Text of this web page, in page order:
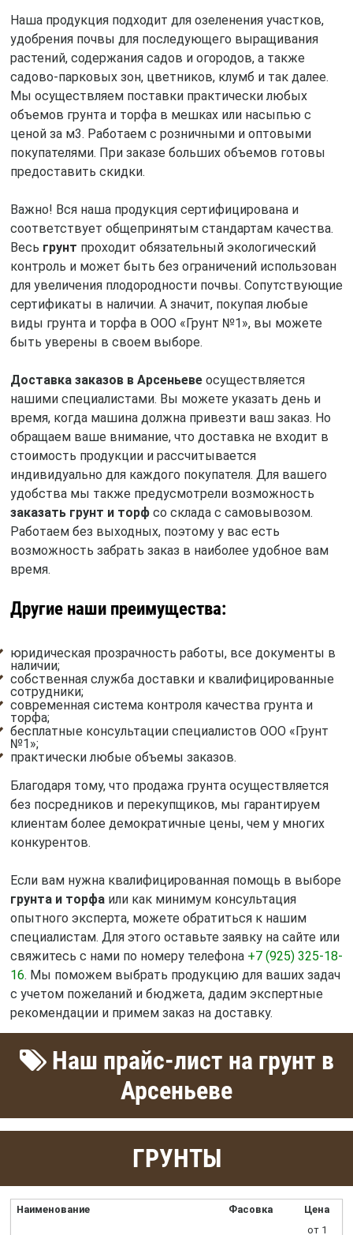
Наша продукция подходит для озеленения участков,
удобрения почвы для последующего выращивания
растений, содержания садов и огородов, а также
садово-парковых зон, цветников, клумб и так далее.
Мы осуществляем поставки практически любых
объемов грунта и торфа в мешках или насыпью с
ценой за м3. Работаем с розничными и оптовыми
покупателями. При заказе больших объемов готовы
предоставить скидки.
Важно! Вся наша продукция сертифицирована и
соответствует общепринятым стандартам качества.
Весь грунт проходит обязательный экологический
контроль и может быть без ограничений использован
для увеличения плодородности почвы. Сопутствующие
сертификаты в наличии. А значит, покупая любые
виды грунта и торфа в ООО «Грунт №1», вы можете
быть уверены в своем выборе.
Доставка заказов в Арсеньевеосуществляется
нашими специалистами. Вы можете указать день и
время, когда машина должна привезти ваш заказ. Но
обращаем ваше внимание, что доставка не входит в
стоимость продукции и рассчитывается
индивидуально для каждого покупателя. Для вашего
удобства мы также предусмотрели возможность
заказать грунт и торфсо склада с самовывозом.
Работаем без выходных, поэтому у вас есть
возможность забрать заказ в наиболее удобное вам
время.
Другие наши преимущества:
юридическая прозрачность работы, все документы в
наличии;
собственная служба доставки и квалифицированные
сотрудники;
современная система контроля качества грунта и
торфа;
бесплатные консультации специалистов ООО «Грунт
№1»;
практически любые объемы заказов.
Благодаря тому, что продажа грунта осуществляется
без посредников и перекупщиков, мы гарантируем
клиентам более демократичные цены, чем у многих
конкурентов.
Если вам нужна квалифицированная помощь в выборе
грунта и торфаили как минимум консультация
опытного эксперта, можете обратиться к нашим
специалистам. Для этого оставьте заявку на сайте или
свяжитесь с нами по номеру телефона +7 (925) 325-18-
16. Мы поможем выбрать продукцию для ваших задач
с учетом пожеланий и бюджета, дадим экспертные
рекомендации и примем заказ на доставку.
Наш прайс-лист на грунт в
Арсеньеве
ГРУНТЫ
Наименование Фасовка Цена
от 1